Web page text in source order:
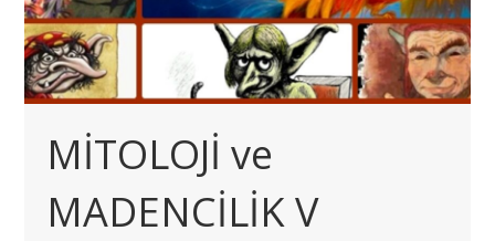
MİTOLOJİ ve
MADENCİLİK V